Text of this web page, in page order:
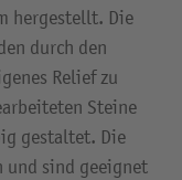
hergestellt. Die
durch den
Relief zu
Steine
gestaltet. Die
und sind geeignet